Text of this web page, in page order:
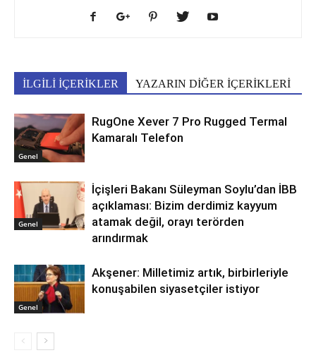
İLGİLİ İÇERİKLER YAZARIN DİĞER İÇERİKLERİ
Genel
RugOne Xever 7 Pro Rugged Termal
Kamaralı Telefon
Genel
İçişleri Bakanı Süleyman Soylu’dan İBB
açıklaması: Bizim derdimiz kayyum
atamak değil, orayı terörden
arındırmak
Genel
Akşener: Milletimiz artık, birbirleriyle
konuşabilen siyasetçiler istiyor